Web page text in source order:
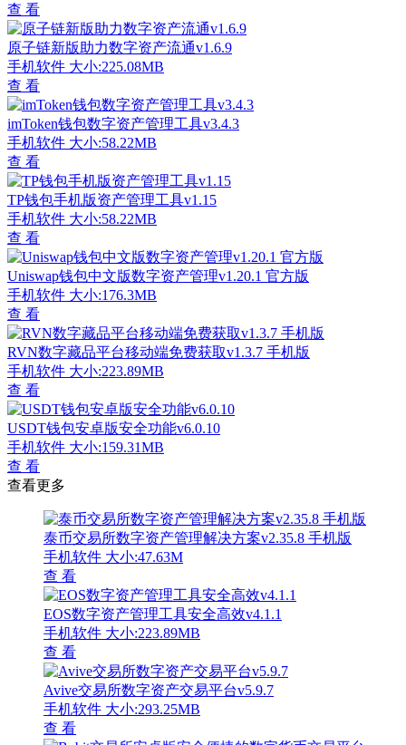
查 看
原子链新版助力数字资产流通v1.6.9
手机软件 大小:225.08MB
查 看
imToken钱包数字资产管理工具v3.4.3
手机软件 大小:58.22MB
查 看
TP钱包手机版资产管理工具v1.15
手机软件 大小:58.22MB
查 看
Uniswap钱包中文版数字资产管理v1.20.1 官方版
手机软件 大小:176.3MB
查 看
RVN数字藏品平台移动端免费获取v1.3.7 手机版
手机软件 大小:223.89MB
查 看
USDT钱包安卓版安全功能v6.0.10
手机软件 大小:159.31MB
查 看
查看更多
泰币交易所数字资产管理解决方案v2.35.8 手机版
手机软件 大小:47.63M
查 看
EOS数字资产管理工具安全高效v4.1.1
手机软件 大小:223.89MB
查 看
Avive交易所数字资产交易平台v5.9.7
手机软件 大小:293.25MB
查 看